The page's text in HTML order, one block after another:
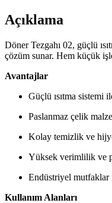
Açıklama
Döner Tezgahı 02, güçlü
çözüm sunar. Hem küçük
Avantajlar
Güçlü ısıtma sistemi
Paslanmaz çelik
Kolay temizlik ve
Yüksek verimlilik ve
Endüstriyel mutfaklar
Kullanım Alanları